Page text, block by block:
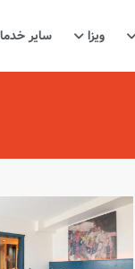
ویزا سایر